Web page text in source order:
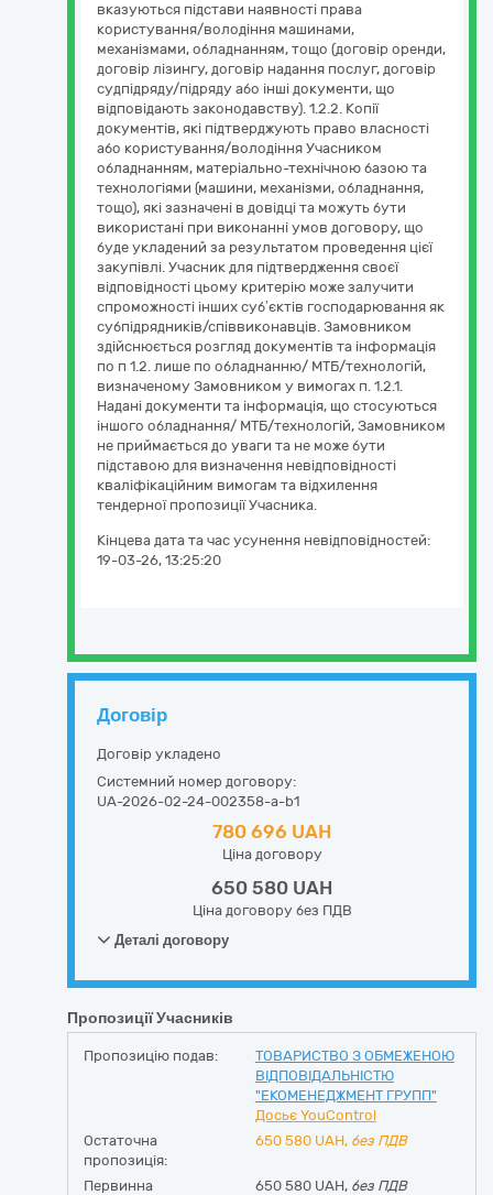
вказуються підстави наявності права
користування/володіння машинами,
механізмами, обладнанням, тощо (договір оренди,
договір лізингу, договір надання послуг, договір
судпідряду/підряду або інші документи, що
відповідають законодавству). 1.2.2. Копії
документів, які підтверджують право власності
або користування/володіння Учасником
обладнанням, матеріально-технічною базою та
технологіями (машини, механізми, обладнання,
тощо), які зазначені в довідці та можуть бути
використані при виконанні умов договору, що
буде укладений за результатом проведення цієї
закупівлі. Учасник для підтвердження своєї
відповідності цьому критерію може залучити
спроможності інших суб’єктів господарювання як
субпідрядників/співвиконавців. Замовником
здійснюється розгляд документів та інформація
по п 1.2. лише по обладнанню/ МТБ/технологій,
визначеному Замовником у вимогах п. 1.2.1.
Надані документи та інформація, що стосуються
іншого обладнання/ МТБ/технологій, Замовником
не приймається до уваги та не може бути
підставою для визначення невідповідності
кваліфікаційним вимогам та відхилення
тендерної пропозиції Учасника.
Кінцева дата та час усунення невідповідностей:
19-03-26, 13:25:20
Договір
Договір укладено
Системний номер договору:
UA-2026-02-24-002358-a-b1
780 696 UAH
Ціна договору
650 580 UAH
Ціна договору без ПДВ
Деталі договору
Пропозиції Учасників
Пропозицію подав:
ТОВАРИСТВО З ОБМЕЖЕНОЮ
ВІДПОВІДАЛЬНІСТЮ
"ЕКОМЕНЕДЖМЕНТ ГРУПП"
Досьє YouControl
Остаточна
пропозиція:
650 580 UAH, без ПДВ
Первинна
650 580 UAH, без ПДВ